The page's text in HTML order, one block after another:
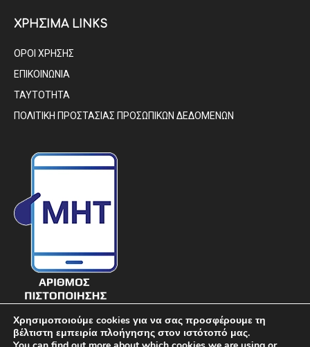
ΧΡΗΣΙΜΑ LINKS
ΟΡΟΙ ΧΡΗΣΗΣ
ΕΠΙΚΟΙΝΩΝΙΑ
ΤΑΥΤΟΤΗΤΑ
ΠΟΛΙΤΙΚΗ ΠΡΟΣΤΑΣΙΑΣ ΠΡΟΣΩΠΙΚΩΝ ΔΕΔΟΜΕΝΩΝ
Χρησιμοποιούμε cookies για να σας προσφέρουμε τη
βέλτιστη εμπειρία πλοήγησης στον ιστότοπό μας.